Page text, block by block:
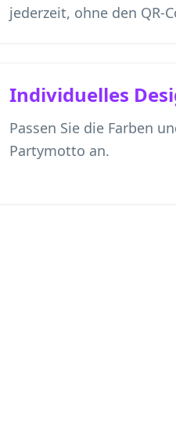
jederzeit, ohne den QR-
Individuelles
Passen Sie die Farben
Partymotto an.